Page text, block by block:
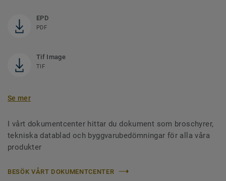
EPD
PDF
Tif Image
TIF
Se mer
I vårt dokumentcenter hittar du dokument som broschyrer,
tekniska datablad och byggvarubedömningar för alla våra
produkter
BESÖK VÅRT DOKUMENTCENTER